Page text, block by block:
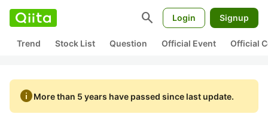
search Login Signup
Trend Stock List Question Official Event Official
infoMore than 5 years have passed since last update.